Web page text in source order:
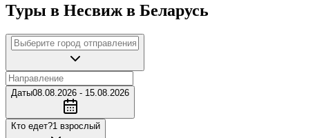
Туры в Несвиж в Беларусь
Даты08.08.2026 - 15.08.2026
Кто едет?1 взрослый